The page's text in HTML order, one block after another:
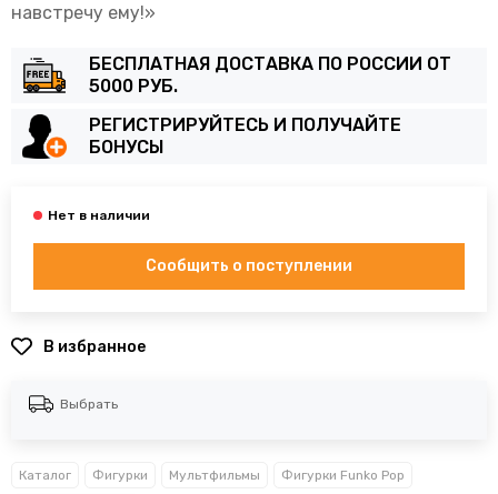
навстречу ему!»
БЕСПЛАТНАЯ ДОСТАВКА ПО РОССИИ ОТ
5000 РУБ.
РЕГИСТРИРУЙТЕСЬ И ПОЛУЧАЙТЕ
БОНУСЫ
Сообщить о поступлении
В избранное
Выбрать
Каталог Фигурки Мультфильмы Фигурки Funko Pop